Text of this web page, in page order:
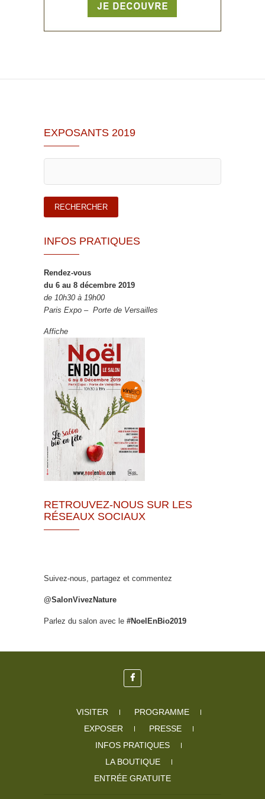
EXPOSANTS 2019
INFOS PRATIQUES
Rendez-vous
du 6 au 8 décembre 2019
de 10h30 à 19h00
Paris Expo – Porte de Versailles
Affiche
RETROUVEZ-NOUS SUR LES
RÉSEAUX SOCIAUX
Suivez-nous, partagez et commentez
@SalonVivezNature
Parlez du salon avec le #NoelEnBio2019
VISITER
PROGRAMME
EXPOSER
PRESSE
INFOS PRATIQUES
LA BOUTIQUE
ENTRÉE GRATUITE